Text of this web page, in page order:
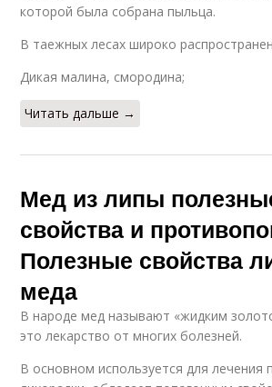
которой была собрана пыльца.
В таежных лесах широко
Дикая малина, смородина;
Читать дальше →
Мед из липы
свойства и
Полезные свойства
меда
В народе мед называют «жидким
это лекарство от многих болезней.
В основном используется для лечения